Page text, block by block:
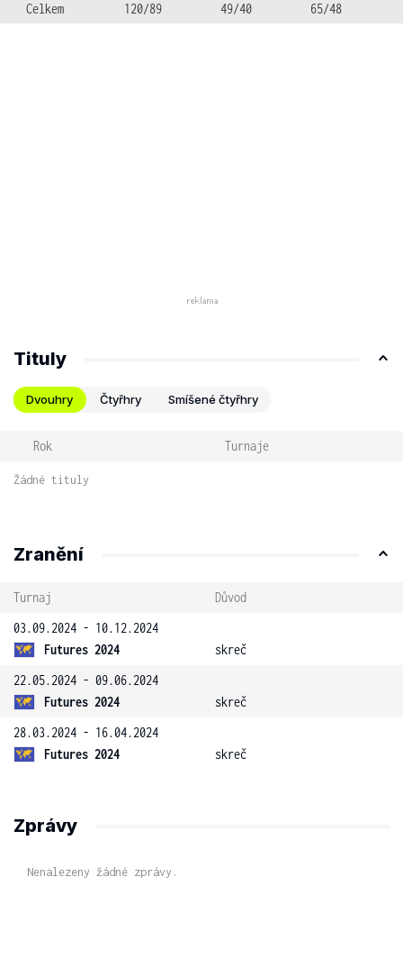
Celkem 120/89 49/40 65/48
Tituly
Dvouhry Čtyřhry Smíšené čtyřhry
Rok Turnaje
Žádné tituly
Zranění
Turnaj
Důvod
03.09.2024 - 10.12.2024
Futures 2024
skreč
22.05.2024 - 09.06.2024
Futures 2024
skreč
28.03.2024 - 16.04.2024
Futures 2024
skreč
Zprávy
Nenalezeny žádné zprávy.